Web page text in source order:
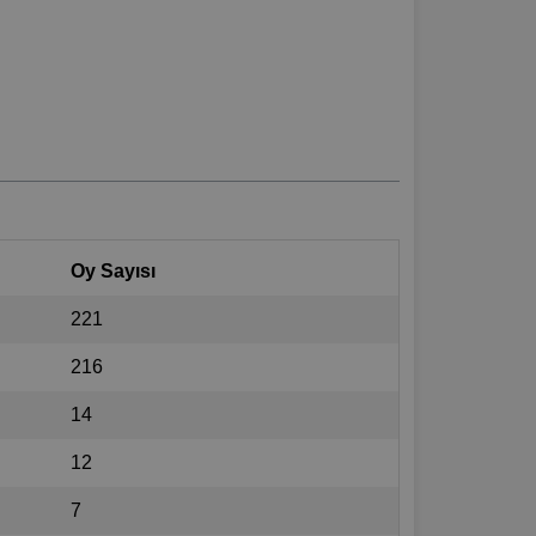
Oy Sayısı
221
216
14
12
7